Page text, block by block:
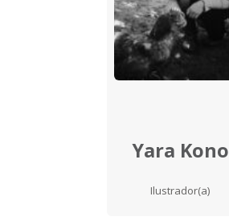
Yara Kono
Ilustrador(a)